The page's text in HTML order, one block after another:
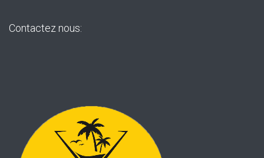
Contactez nous: